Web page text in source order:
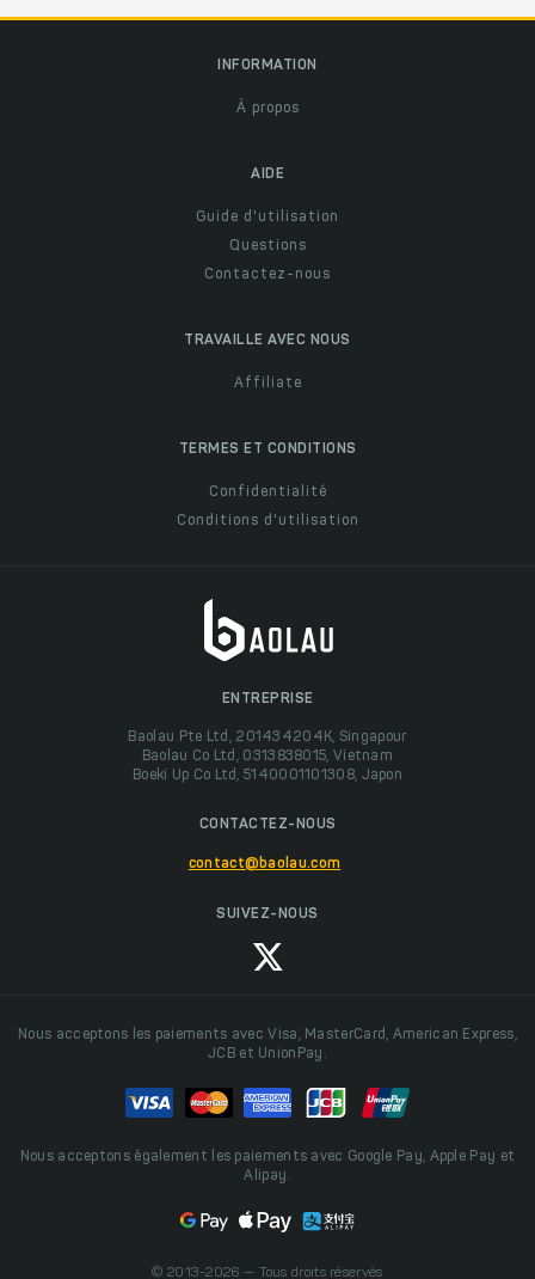
INFORMATION
À propos
AIDE
Guide d'utilisation
Questions
Contactez-nous
TRAVAILLE AVEC NOUS
Affiliate
TERMES ET CONDITIONS
Confidentialité
Conditions d'utilisation
ENTREPRISE
Baolau Pte Ltd, 201434204K, Singapour
Baolau Co Ltd, 0313838015, Vietnam
Boeki Up Co Ltd, 5140001101308, Japon
CONTACTEZ-NOUS
contact@baolau.com
SUIVEZ-NOUS
Nous acceptons les paiements avec Visa, MasterCard, American Express,
JCB et UnionPay.
Nous acceptons également les paiements avec Google Pay, Apple Pay et
Alipay.
© 2013-2026 — Tous droits réservés